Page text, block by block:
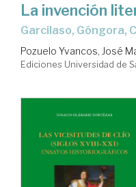
La invención
Garcilaso, Góngora,
Pozuelo Yvancos, José
Ediciones Universidad de